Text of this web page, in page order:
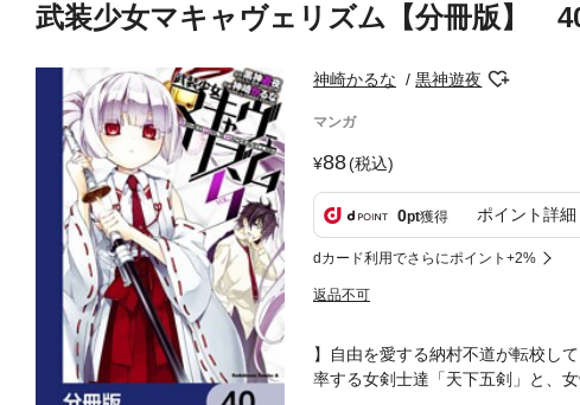
武装少女マキャヴェリズム【分冊版】
神崎かるな 黒神遊夜
マンガ
88(税込)
0pt獲得 ポイント詳細
dカード利用でさらにポイント+2%
返品不可
】自由を愛する納村不道が転校し
率する女剣士達「天下五剣」と、